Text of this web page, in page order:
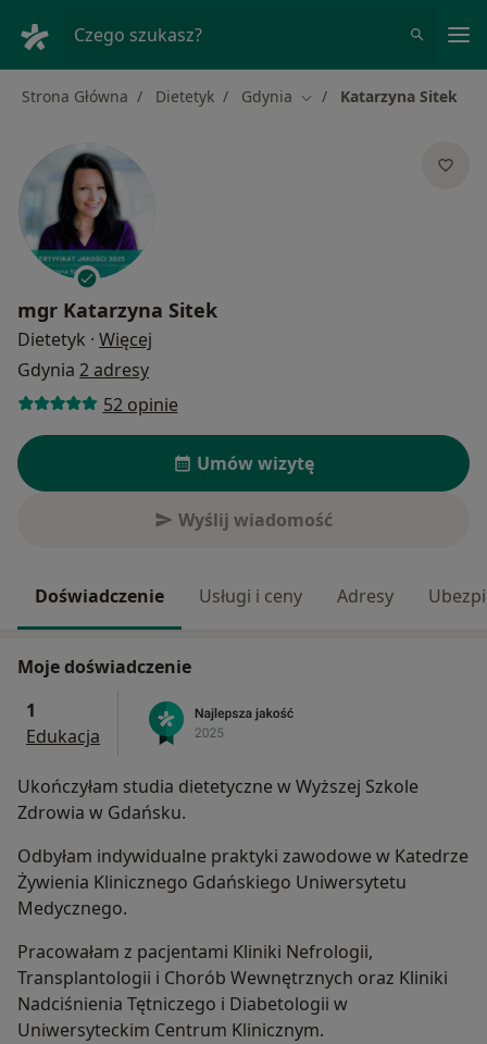
Czego szukasz?
Strona Główna Dietetyk Gdynia Zmień miasto
Katarzyna Sitek
mgr Katarzyna Sitek
Dietetyk · Więcej
Gdynia 2 adresy
52 opinie
Umów wizytę
Wyślij wiadomość
Doświadczenie Usługi i ceny Adresy
Moje doświadczenie
1
Edukacja
Ukończyłam studia dietetyczne w Wyższej Szkole
Zdrowia w Gdańsku.
Odbyłam indywidualne praktyki zawodowe w Katedrze
Żywienia Klinicznego Gdańskiego Uniwersytetu
Medycznego.
Pracowałam z pacjentami Kliniki Nefrologii,
Transplantologii i Chorób Wewnętrznych oraz Kliniki
Nadciśnienia Tętniczego i Diabetologii w
Uniwersyteckim Centrum Klinicznym.